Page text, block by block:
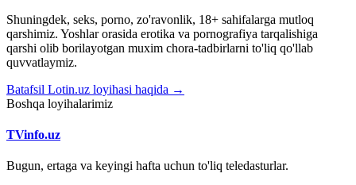
Shuningdek, seks, porno, zo'ravonlik, 18+ sahifalarga mutloq
qarshimiz. Yoshlar orasida erotika va pornografiya tarqalishiga
qarshi olib borilayotgan muxim chora-tadbirlarni to'liq qo'llab
quvvatlaymiz.
Batafsil Lotin.uz loyihasi haqida →
Boshqa loyihalarimiz
TVinfo.uz
Bugun, ertaga va keyingi hafta uchun to'liq teledasturlar.